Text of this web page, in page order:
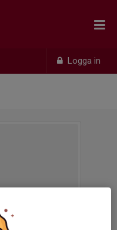
Logga in